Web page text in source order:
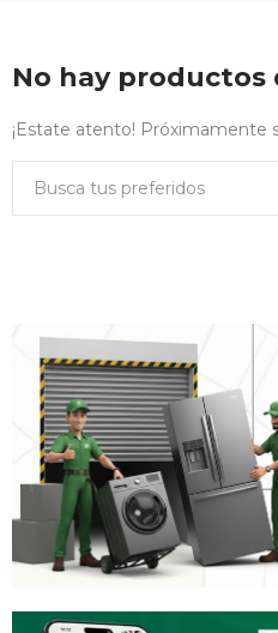
No hay productos
¡Estate atento! Próximamente